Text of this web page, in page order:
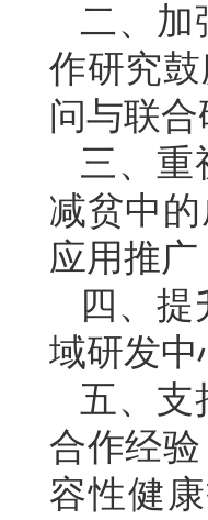
二、加
作研究
问与联
三、重
减贫中
应用推
四、
域研发
五、支
合作经
容性健